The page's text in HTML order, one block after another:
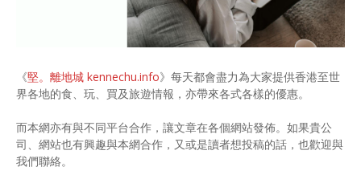
《堅。離地城 kennechu.info》每天都會盡力為大家提供香港至世
界各地的食、玩、買及旅遊情報，亦帶來各式各樣的優惠。
而本網亦有與不同平台合作，讓文章在各個網站發佈。如果貴公
司、網站也有興趣與本網合作，又或是讀者想投稿的話，也歡迎與
我們聯絡。